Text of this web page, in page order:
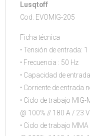
Lusqtoff
Cod. EVOMIG-205
Ficha técnica
• Tensión de entrada:
• Frecuencia : 50 Hz
• Capacidad de
• Corriente de entrada
• Ciclo de trabajo
@ 100% // 180 A / 23
• Ciclo de trabajo